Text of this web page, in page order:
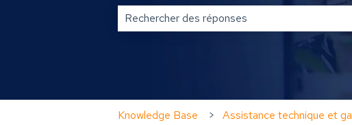
Il n'y a aucune suggestion car le champ de
Knowledge Base Assistance technique et